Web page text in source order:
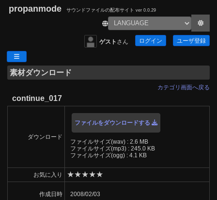
propanmode サウンドファイルの配布サイト ver 0.0.29
ゲスト さん ログイン ユーザ登録
素材ダウンロード
カテゴリ画面へ戻る
continue_017
ダウンロード
ファイルをダウンロードする
ファイルサイズ(wav) : 2.6 MB
ファイルサイズ(mp3) : 245.0 KB
ファイルサイズ(ogg) : 4.1 KB
お気に入り ★★★★★
作成日時 2008/02/03